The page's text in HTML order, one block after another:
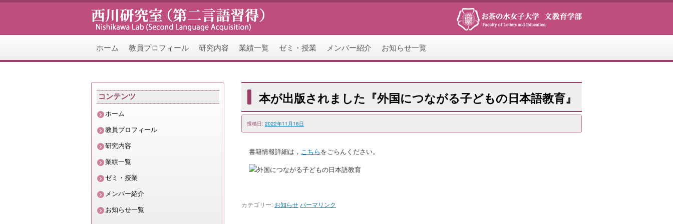
ホーム 教員プロフィール 研究内容 業績一覧 ゼミ・授業 メンバー紹介 お知らせ一覧
コンテンツ
ホーム
教員プロフィール
研究内容
業績一覧
ゼミ・授業
メンバー紹介
お知らせ一覧
本が出版されました『外国につながる子どもの日本語教育』
投稿日: 2022年11月16日
書籍情報詳細は， こちら をごらんください。
カテゴリー: お知らせパーマリンク